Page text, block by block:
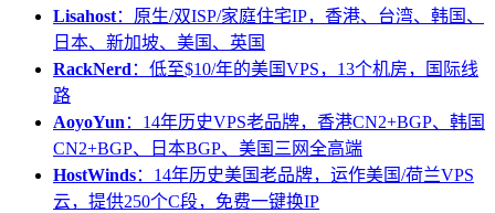
Lisahost：原生/双ISP/家庭住宅IP，香港、台湾、韩国、
日本、新加坡、美国、英国
RackNerd ：低至$10/年的美国VPS，13个机房，国际线
路
AoyoYun ：14年历史VPS老品牌，香港CN2+BGP、韩国
CN2+BGP、日本BGP、美国三网全高端
HostWinds：14年历史美国老品牌，运作美国/荷兰VPS
云，提供250个C段，免费一键换IP